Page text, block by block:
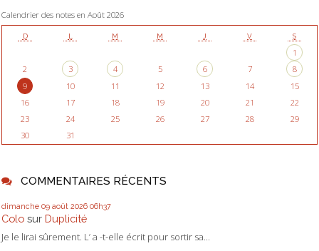
Calendrier des notes en Août 2026
D L M M J V S
1
2
3 4 5 6 7
8
9
10 11 12 13 14
15
16
17 18 19 20 21
22
23
24 25 26 27 28
29
30
31
COMMENTAIRES RÉCENTS
dimanche 09 août 2026 06h37
Colo sur Duplicité
Je le lirai sûrement. L’ a -t-elle écrit pour sortir sa...